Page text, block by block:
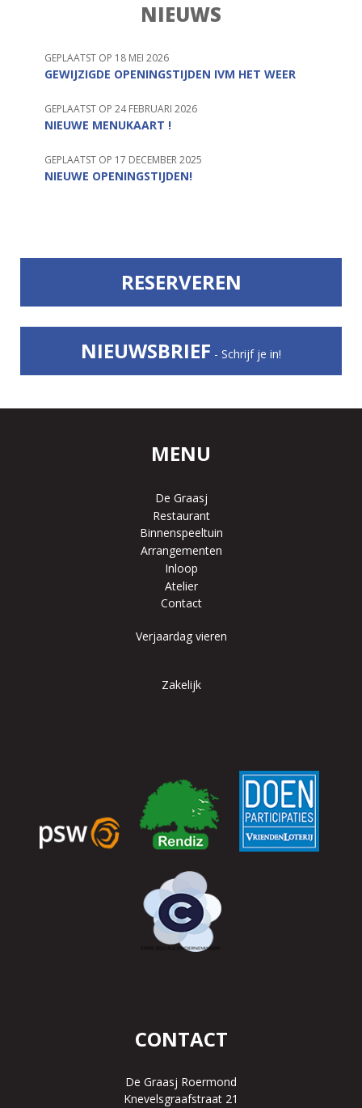
NIEUWS
GEPLAATST OP 18 MEI 2026
GEWIJZIGDE OPENINGSTIJDEN IVM HET WEER
GEPLAATST OP 24 FEBRUARI 2026
NIEUWE MENUKAART !
GEPLAATST OP 17 DECEMBER 2025
NIEUWE OPENINGSTIJDEN!
RESERVEREN
NIEUWSBRIEF - Schrijf je in!
MENU
De Graasj
Restaurant
Binnenspeeltuin
Arrangementen
Inloop
Atelier
Contact
Verjaardag vieren
Zakelijk
CONTACT
De Graasj Roermond
Knevelsgraafstraat 21